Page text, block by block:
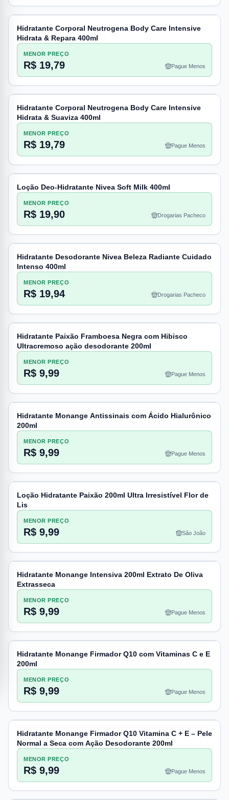
Hidratante Corporal Neutrogena Body Care Intensive
Hidrata & Repara 400ml
MENOR PREÇO
R$ 19,79 Pague Menos
Hidratante Corporal Neutrogena Body Care Intensive
Hidrata & Suaviza 400ml
MENOR PREÇO
R$ 19,79 Pague Menos
Loção Deo-Hidratante Nivea Soft Milk 400ml
MENOR PREÇO
R$ 19,90 Drogarias Pacheco
Hidratante Desodorante Nivea Beleza Radiante Cuidado
Intenso 400ml
MENOR PREÇO
R$ 19,94 Drogarias Pacheco
Hidratante Paixão Framboesa Negra com Hibisco
Ultracremoso ação desodorante 200ml
MENOR PREÇO
R$ 9,99 Pague Menos
Hidratante Monange Antissinais com Ácido Hialurônico
200ml
MENOR PREÇO
R$ 9,99 Pague Menos
Loção Hidratante Paixão 200ml Ultra Irresistível Flor de
Lis
MENOR PREÇO
R$ 9,99 São João
Hidratante Monange Intensiva 200ml Extrato De Oliva
Extrasseca
MENOR PREÇO
R$ 9,99 Pague Menos
Hidratante Monange Firmador Q10 com Vitaminas C e E
200ml
MENOR PREÇO
R$ 9,99 Pague Menos
Hidratante Monange Firmador Q10 Vitamina C + E – Pele
Normal a Seca com Ação Desodorante 200ml
MENOR PREÇO
R$ 9,99 Pague Menos